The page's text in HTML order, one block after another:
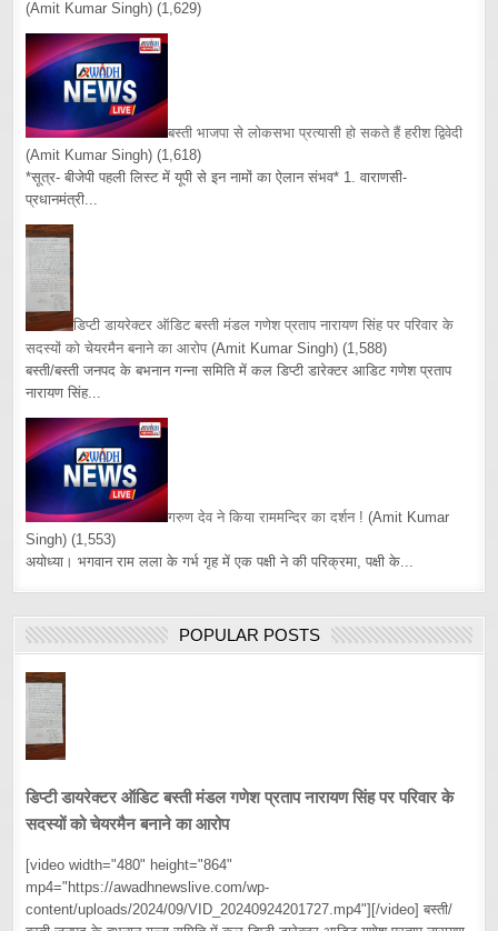
(Amit Kumar Singh) (1,629)
बस्ती भाजपा से लोकसभा प्रत्यासी हो सकते हैं हरीश द्विवेदी
(Amit Kumar Singh) (1,618)
*सूत्र- बीजेपी पहली लिस्ट में यूपी से इन नामों का ऐलान संभव* 1. वाराणसी-
प्रधानमंत्री...
डिप्टी डायरेक्टर ऑडिट बस्ती मंडल गणेश प्रताप नारायण सिंह पर परिवार के
सदस्यों को चेयरमैन बनाने का आरोप (Amit Kumar Singh) (1,588)
बस्ती/बस्ती जनपद के बभनान गन्ना समिति में कल डिप्टी डारेक्टर आडिट गणेश प्रताप
नारायण सिंह...
गरुण देव ने किया राममन्दिर का दर्शन ! (Amit Kumar
Singh) (1,553)
अयोध्या। भगवान राम लला के गर्भ गृह में एक पक्षी ने की परिक्रमा, पक्षी के...
POPULAR POSTS
डिप्टी डायरेक्टर ऑडिट बस्ती मंडल गणेश प्रताप नारायण सिंह पर परिवार के
सदस्यों को चेयरमैन बनाने का आरोप
[video width="480" height="864"
mp4="https://awadhnewslive.com/wp-
content/uploads/2024/09/VID_20240924201727.mp4"][/video] बस्ती/